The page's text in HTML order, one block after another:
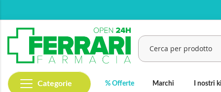
contenuto
Categorie % Offerte Marchi I nostri